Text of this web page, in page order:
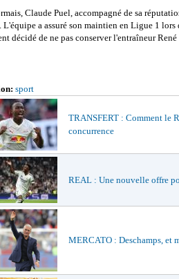
Claude Puel, accompagné de sa
L'équipe a assuré son maintien en Ligue 1
décidé de ne pas conserver l'entraîneur
sport
TRANSFERT : Comment le
concurrence
REAL : Une nouvelle offre
MERCATO : Deschamps, et